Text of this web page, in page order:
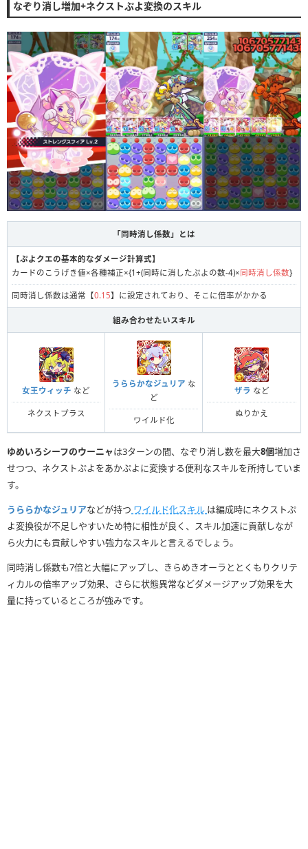
なぞり消し増加+ネクストぷよ変換のスキル
「同時消し係数」とは
【ぷよクエの基本的なダメージ計算式】
カードのこうげき値×各種補正×{1+(同時に消したぷよの数-4)×同時消し係数}
同時消し係数は通常【0.15】に設定されており、そこに倍率がかかる
組み合わせたいスキル
女王ウィッチ など
ネクストプラス
うららかなジュリア な
ど
ワイルド化
ザラ など
ぬりかえ
ゆめいろシーフのウーニャは3ターンの間、なぞり消し数を最大8個増加さ
せつつ、ネクストぷよをあかぷよに変換する便利なスキルを所持していま
す。
うららかなジュリアなどが持つ ワイルド化スキル は編成時にネクストぷ
よ変換役が不足しやすいため特に相性が良く、スキル加速に貢献しなが
ら火力にも貢献しやすい強力なスキルと言えるでしょう。
同時消し係数も7倍と大幅にアップし、きらめきオーラととくもりクリテ
ィカルの倍率アップ効果、さらに状態異常などダメージアップ効果を大
量に持っているところが強みです。